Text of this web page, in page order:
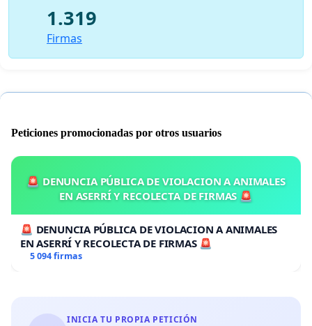
1.319
Firmas
Peticiones promocionadas por otros usuarios
🚨 DENUNCIA PÚBLICA DE VIOLACION A ANIMALES
EN ASERRÍ Y RECOLECTA DE FIRMAS 🚨
🚨 DENUNCIA PÚBLICA DE VIOLACION A ANIMALES
EN ASERRÍ Y RECOLECTA DE FIRMAS 🚨
5 094 firmas
INICIA TU PROPIA PETICIÓN